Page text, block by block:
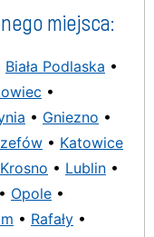
miejsca:
Biała Podlaska •
•
• Gniezno •
• Katowice
Krosno • Lublin •
Opole •
• Rafały •